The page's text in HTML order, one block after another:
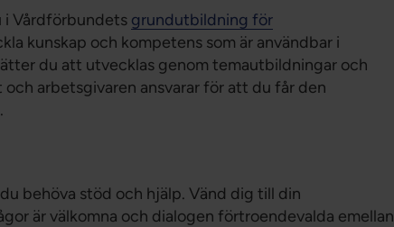
i Vårdförbundets grundutbildning för
kunskap och kompetens som är användbar i
du att utvecklas genom temautbildningar och
arbetsgivaren ansvarar för att du får den
.
behöva stöd och hjälp. Vänd dig till din
är välkomna och dialogen förtroendevalda emellan